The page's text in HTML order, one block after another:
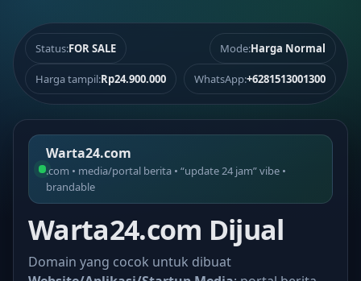
Status:FOR SALE Mode:Harga Normal
Harga tampil:Rp24.900.000 WhatsApp:+6281513001300
Warta24.com
.com • media/portal berita • “update 24 jam” vibe •
brandable
Warta24.com Dijual
Domain yang cocok untuk dibuat